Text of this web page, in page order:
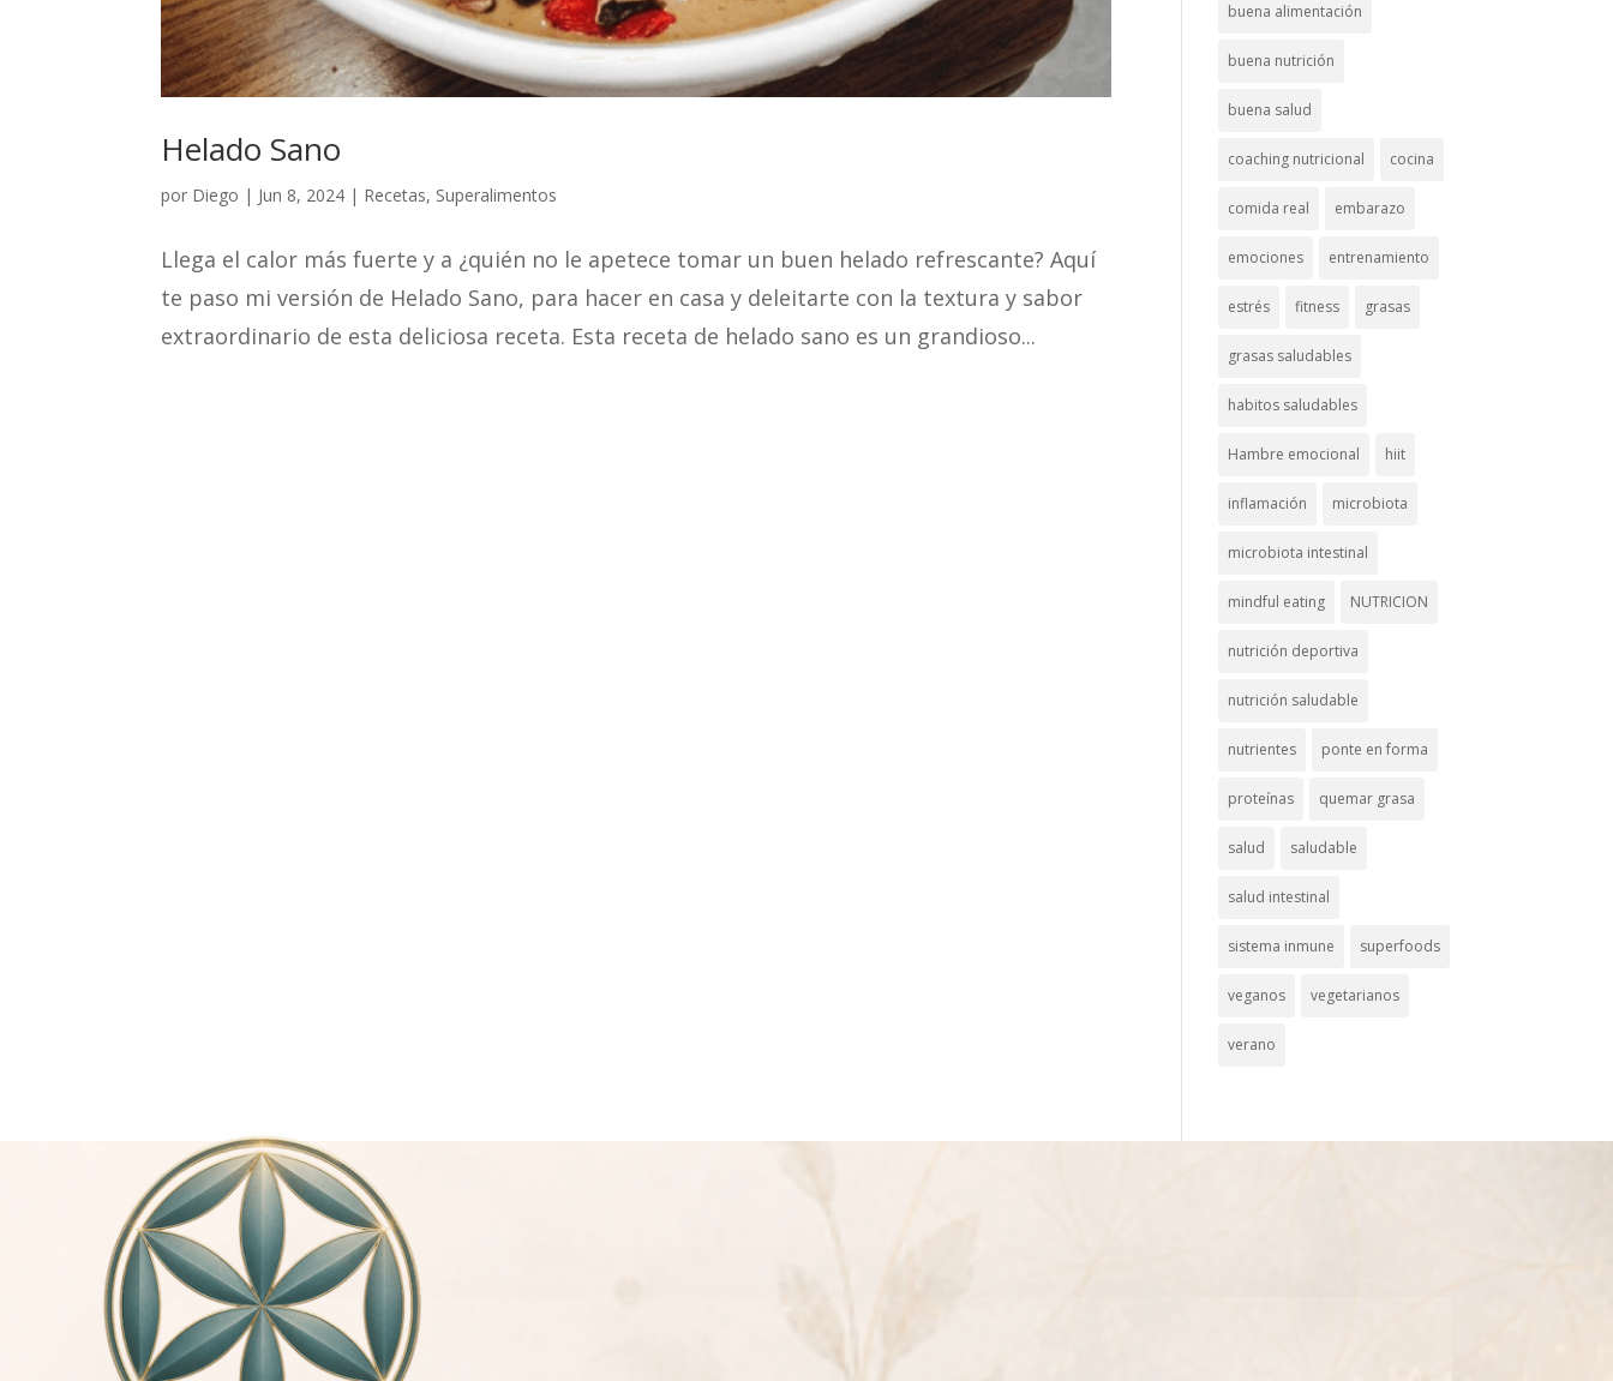
Helado Sano
por Diego | Jun 8, 2024 | Recetas, Superalimentos
Llega el calor más fuerte y a ¿quién no le apetece tomar un buen helado refrescante? Aquí
te paso mi versión de Helado Sano, para hacer en casa y deleitarte con la textura y sabor
extraordinario de esta deliciosa receta. Esta receta de helado sano es un grandioso...
buena alimentación
buena nutrición
buena salud
coaching nutricional cocina
comida real embarazo
emociones entrenamiento
estrés fitness grasas
grasas saludables
habitos saludables
Hambre emocional hiit
inflamación microbiota
microbiota intestinal
mindful eating NUTRICION
nutrición deportiva
nutrición saludable
nutrientes ponte en forma
proteínas quemar grasa
salud saludable
salud intestinal
sistema inmune superfoods
veganos vegetarianos
verano